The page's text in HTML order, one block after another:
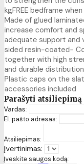
kgFREE bedframe
Made of glued
increase comfort and
adequate support
sided resin-coated-
together with high
and durable
Plastic caps on the
accessories included
Parašyti atsiliepimą
Vardas:
El. pašto adresas:
Atsiliepimas:
Įvertinimas:
Įveskite saugos kodą: